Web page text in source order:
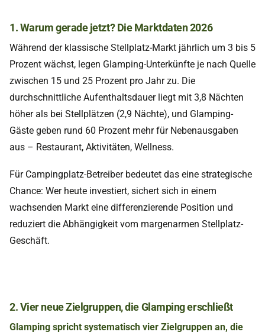
1. Warum gerade jetzt? Die Marktdaten 2026
Während der klassische Stellplatz-Markt jährlich um 3 bis 5
Prozent wächst, legen Glamping-Unterkünfte je nach Quelle
zwischen 15 und 25 Prozent pro Jahr zu. Die
durchschnittliche Aufenthaltsdauer liegt mit 3,8 Nächten
höher als bei Stellplätzen (2,9 Nächte), und Glamping-
Gäste geben rund 60 Prozent mehr für Nebenausgaben
aus – Restaurant, Aktivitäten, Wellness.
Für Campingplatz-Betreiber bedeutet das eine strategische
Chance: Wer heute investiert, sichert sich in einem
wachsenden Markt eine differenzierende Position und
reduziert die Abhängigkeit vom margenarmen Stellplatz-
Geschäft.
2. Vier neue Zielgruppen, die Glamping erschließt
Glamping spricht systematisch vier Zielgruppen an, die